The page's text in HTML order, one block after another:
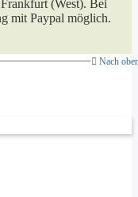
(West). Bei
mit Paypal möglich.
Nach